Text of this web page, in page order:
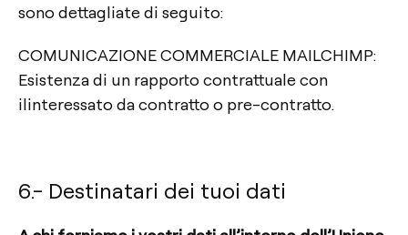
sono dettagliate di seguito:
COMUNICAZIONE COMMERCIALE MAILCHIMP:
Esistenza di un rapporto contrattuale con
ilinteressato da contratto o pre-contratto.
6.- Destinatari dei tuoi dati